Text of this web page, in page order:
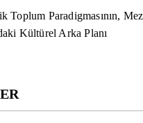
Toplum Paradigmasının,
Kültürel Arka Planı